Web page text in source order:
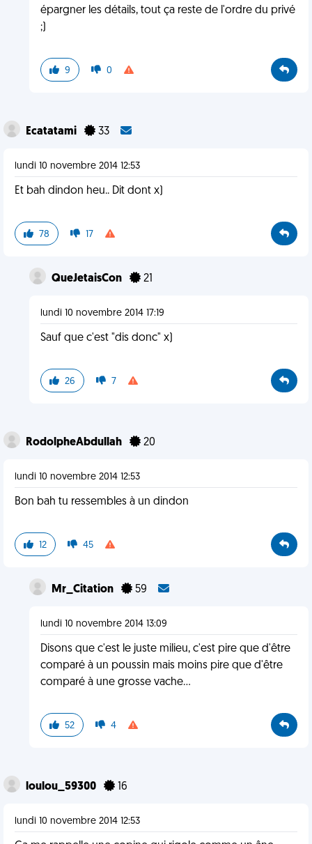
épargner les détails, tout ça reste de l'ordre du privé
;)
9 0
Ecatatami 33
lundi 10 novembre 2014 12:53
Et bah dindon heu.. Dit dont x)
78 17
QueJetaisCon 21
lundi 10 novembre 2014 17:19
Sauf que c'est "dis donc" x)
26 7
RodolpheAbdullah 20
lundi 10 novembre 2014 12:53
Bon bah tu ressembles à un dindon
12 45
Mr_Citation 59
lundi 10 novembre 2014 13:09
Disons que c'est le juste milieu, c'est pire que d'être
comparé à un poussin mais moins pire que d'être
comparé à une grosse vache...
52 4
loulou_59300 16
lundi 10 novembre 2014 12:53